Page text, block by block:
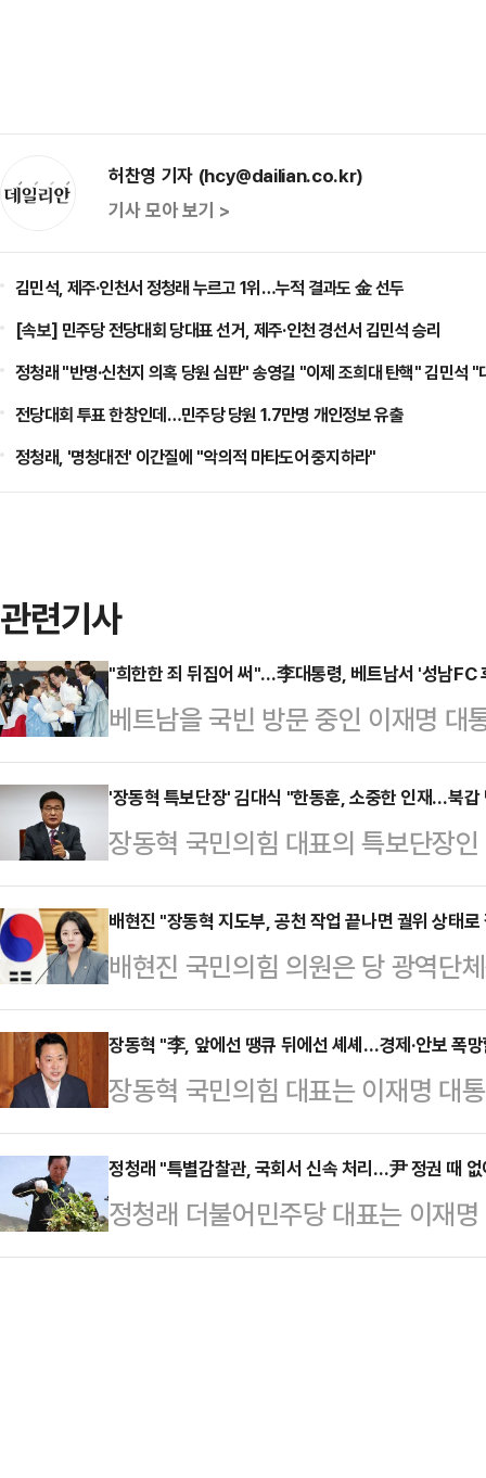
허찬영 기자 (hcy@dailian.co.kr)
기사 모아 보기 >
김민석, 제주·인천서 정청래 누르고 1위…누적 결과도 金 선두
[속보] 민주당 전당대회 당대표 선거, 제주·인천 경선서 김민석 승리
정청래 "반명·신천지 의혹 당원 심판" 송영길 "이제 조희대 탄핵" 김민석 "
전당대회 투표 한창인데…민주당 당원 1.7만명 개인정보 유출
정청래, '명청대전' 이간질에 "악의적 마타도어 중지하라"
관련기사
"희한한 죄 뒤집어 써"…李대통령, 베트남서 '성남FC
베트남을 국빈 방문 중인 이재명
해 현재 최고 수준인 협력 관계를
발전시키려 한다"고 했다.이재명
동포간담회에서 "지난해 우리 정부
로는 첫 국빈 방한을 했고 이번에
빈으로 제가 오게 됐다"며 이 같이
과 한국의 특별한 관계를 알 수 있
지도자들과 만…
'장동혁 특보단장' 김대식 "한동훈, 소중한 인재…북갑
장동혁 국민의힘 대표의 특보단장
갑 보궐선거 출마를 예고한 한동훈
며 국회의원 보궐선에서 자당 후보
고 주장했다.김대식 의원은 이날
에 대해 "좋아지고 있다"며 "국민의
(정부·여당과) 균형을 맞추려고 하
냐"라고 밝혔다.김 의원은 "나라가
듯 부산 시민이 …
배현진 "장동혁 지도부, 공천 작업 끝나면 궐위 상태로
배현진 국민의힘 의원은 당 광역단
각자도생에 나서는 것과 관련해 "(
부"라며 "사실상 공천 작업이 끝나
라고 말했다.배현진 의원은 22일
선거대책위원회) 꾸리겠다고 하신
지도부를 단단하게 지탱해 주던 분
생각들을 국민과 유권자들께서 하
김진태 강원특별도…
장동혁 "李, 앞에선 땡큐 뒤에선 셰셰…경제·안보 폭
장동혁 국민의힘 대표는 이재명 대
큐', 뒤에서는 '셰셰'하다가는 경제
표는 22일 자신의 페이스북을 통해
당 연구위원회(RSC)' 소속 의원들
사실을 언급하며 이같이 적었다.그
정청래 "특별감찰관, 국회서 신속 처리…尹 정권 때
정청래 더불어민주당 대표는 이재
명 절차 개시와 관련해 "국회에서